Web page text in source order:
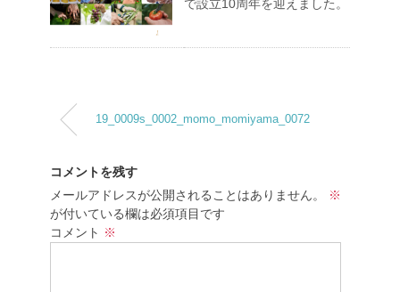
で設立10周年を迎えました。
19_0009s_0002_momo_momiyama_0072
コメントを残す
メールアドレスが公開されることはありません。
※
が付いている欄は必須項目です
コメント ※